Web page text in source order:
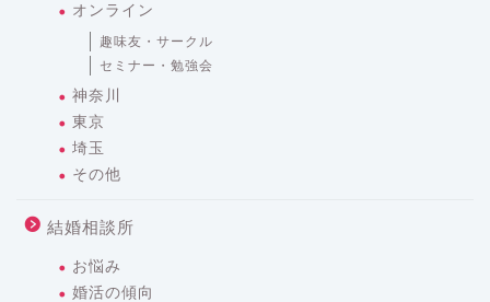
オンライン
趣味友・サークル
セミナー・勉強会
神奈川
東京
埼玉
その他
結婚相談所
お悩み
婚活の傾向